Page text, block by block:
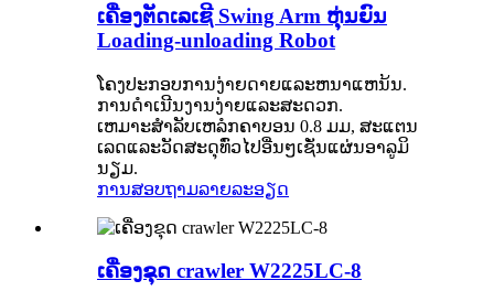
ເຄື່ອງຕັດເລເຊີ Swing Arm ຫຸ່ນຍົນ
Loading-unloading Robot
ໂຄງປະກອບການງ່າຍດາຍແລະຫນາແຫນ້ນ.
ການດໍາເນີນງານງ່າຍແລະສະດວກ.
ເຫມາະສໍາລັບເຫລໍກຄາບອນ 0.8 ມມ, ສະແຕນ
ເລດແລະວັດສະດຸທົ່ວໄປອື່ນໆເຊັ່ນແຜ່ນອາລູມິ
ນຽມ.
ການສອບຖາມລາຍລະອຽດ
ເຄື່ອງຂຸດ crawler W2225LC-8